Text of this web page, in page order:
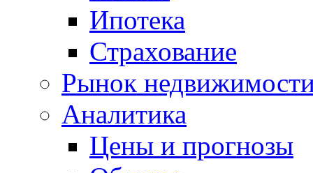
Ипотека
Страхование
Рынок
Аналитика
Цены и прогнозы